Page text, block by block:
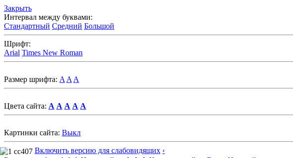
Закрыть
Интервал между буквами:
Стандартный Средний Большой
Шрифт:
Arial Times New Roman
Размер шрифта: A A A
Цвета сайта: A A A A A
Картинки сайта: Выкл
Включить версию для слабовидящих ‹